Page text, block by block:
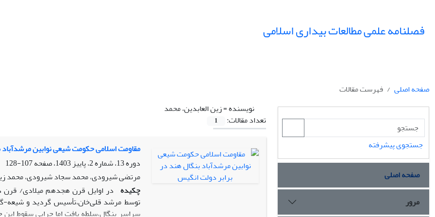
فصلنامه علمی مطالعات بیداری اسلامی
صفحه اصلی
فهرست مقالات
نویسنده =زین العابدین، محمد
تعداد مقالات:
1
مقاومت اسلامی حکومت شیعی نوابین
دوره 13، شماره 2، پاییز 1403، صفحه
107-128
مرتضی شیرودی، محمد سجاد شیرودی، محمد
چکیده در اوایل قرن هجدهم میلادی/ قرن
توسط مرشد قلی‌خان،تأسیس گردید و شیعه-
جستجوی پیشرفته
صفحه اصلی
مرور